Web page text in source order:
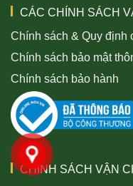
CÁC CHÍNH SÁCH
Chính sách & Quy định
Chính sách bảo mật
Chính sách bảo hành
CHÍNH SÁCH VẬN